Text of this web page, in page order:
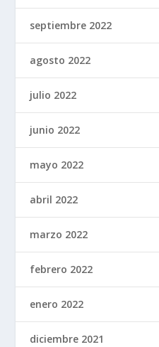
septiembre 2022
agosto 2022
julio 2022
junio 2022
mayo 2022
abril 2022
marzo 2022
febrero 2022
enero 2022
diciembre 2021